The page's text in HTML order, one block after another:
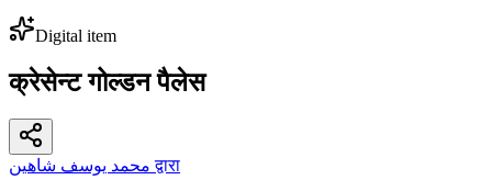
Digital item
क्रेसेन्ट गोल्डन पैलेस
محمد يوسف شاهين द्वारा